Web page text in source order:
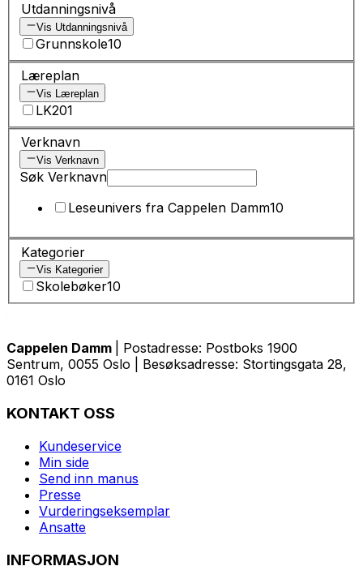
Utdanningsnivå
Vis Utdanningsnivå
Grunnskole10
Læreplan
Vis Læreplan
LK201
Verknavn
Vis Verknavn
Søk Verknavn
Leseunivers fra Cappelen Damm10
Kategorier
Vis Kategorier
Skolebøker10
Cappelen Damm
| Postadresse: Postboks 1900
Sentrum, 0055 Oslo | Besøksadresse: Stortingsgata 28,
0161 Oslo
KONTAKT OSS
Kundeservice
Min side
Send inn manus
Presse
Vurderingseksemplar
Ansatte
INFORMASJON